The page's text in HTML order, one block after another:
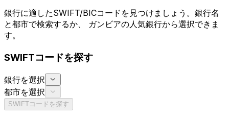
銀行に適したSWIFT/BICコードを見つけましょう。銀行名
と都市で検索するか、 ガンビアの人気銀行から選択できま
す。
SWIFTコードを探す
銀行を選択
都市を選択
SWIFTコードを探す